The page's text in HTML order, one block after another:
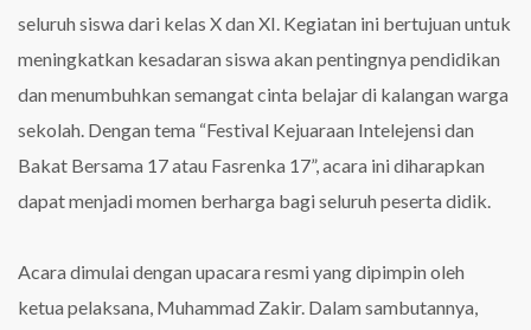
seluruh siswa dari kelas X dan XI. Kegiatan ini bertujuan untuk
meningkatkan kesadaran siswa akan pentingnya pendidikan
dan menumbuhkan semangat cinta belajar di kalangan warga
sekolah. Dengan tema “Festival Kejuaraan Intelejensi dan
Bakat Bersama 17 atau Fasrenka 17”, acara ini diharapkan
dapat menjadi momen berharga bagi seluruh peserta didik.
Acara dimulai dengan upacara resmi yang dipimpin oleh
ketua pelaksana, Muhammad Zakir. Dalam sambutannya,